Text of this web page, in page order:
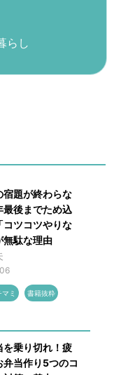
らし
宿題が終わらな
最後までため込
コツコツやりな
無駄な理由
ミ 書籍抜粋
を乗り切れ！疲
弁当作り5つのコ